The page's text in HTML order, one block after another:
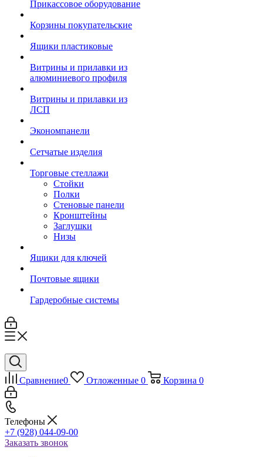
Прикассовое оборудование
Корзины покупательские
Ящики пластиковые
Витрины и прилавки из
алюминиевого профиля
Витрины и прилавки из
ЛСП
Экономпанели
Сетчатые изделия
Торговые стеллажи
Стойки
Полки
Стеновые панели
Кронштейны
Заглушки
Низы
Ящики для ключей
Почтовые ящики
Гардеробные системы
Сравнение0 Отложенные 0 Корзина 0
Телефоны
+7 (928) 044-09-00
Заказать звонок